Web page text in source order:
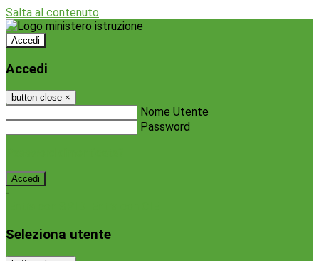
Salta al contenuto
Accedi
Accedi
button close ×
Nome Utente
Password
-
Seleziona utente